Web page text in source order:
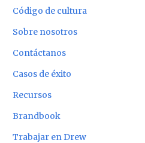
Código de cultura
Sobre nosotros
Contáctanos
Casos de éxito
Recursos
Brandbook
Trabajar en Drew